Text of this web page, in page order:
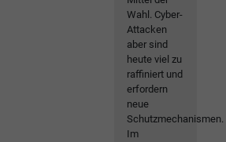
Wahl. Cyber-
Attacken
aber sind
heute viel zu
raffiniert und
erfordern
neue
Schutzmechanismen.
Im